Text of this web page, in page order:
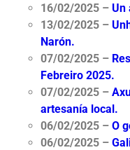
16/02/2025 – Un
13/02/2025 –
Narón.
07/02/2025 –
Febreiro 2025.
07/02/2025 –
artesanía local.
06/02/2025 – O
06/02/2025 –